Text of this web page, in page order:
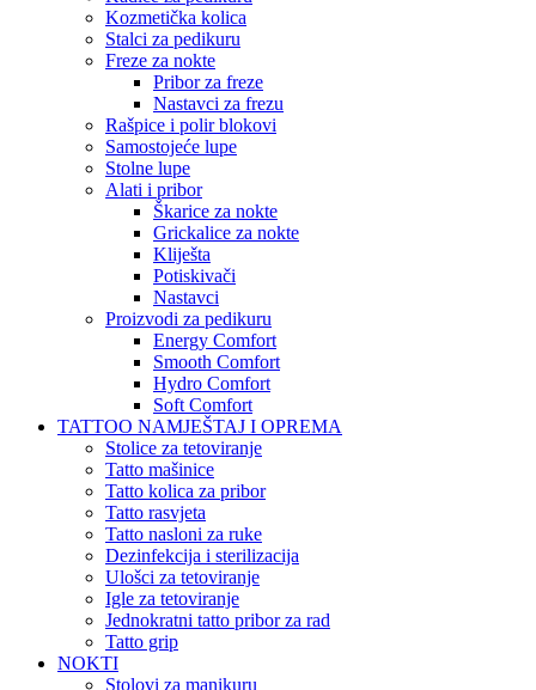
Kozmetička kolica
Stalci za pedikuru
Freze za nokte
Pribor za freze
Nastavci za frezu
Rašpice i polir blokovi
Samostojeće lupe
Stolne lupe
Alati i pribor
Škarice za nokte
Grickalice za nokte
Kliješta
Potiskivači
Nastavci
Proizvodi za pedikuru
Energy Comfort
Smooth Comfort
Hydro Comfort
Soft Comfort
TATTOO NAMJEŠTAJ I OPREMA
Stolice za tetoviranje
Tatto mašinice
Tatto kolica za pribor
Tatto rasvjeta
Tatto nasloni za ruke
Dezinfekcija i sterilizacija
Ulošci za tetoviranje
Igle za tetoviranje
Jednokratni tatto pribor za rad
Tatto grip
NOKTI
Stolovi za manikuru